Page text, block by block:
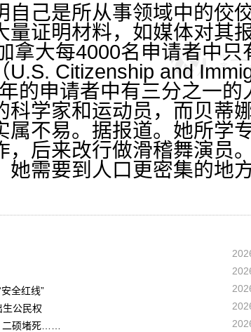
己是所从事领域中的佼
证明材料，如媒体对其
拿大每4000名申请者中只
Citizenship and
的申请者中有三分之一的
学家和运动员，而贝蒂
不易。据报道。她所学
后来改行做滑稽舞演员
需要到人口更密集的地
全红线”
公民权
二硕堵死……